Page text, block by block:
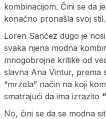
kombinacijom. Čini se da
konačno pronašla svoj stil.
Loren Sančez dugo je
svaka njena modna
mnogobrojne kritike od
slavna Ana Vintur, prema
“mrzela” način na koji
smatrajući da ima izrazito
No, čini se da se modna